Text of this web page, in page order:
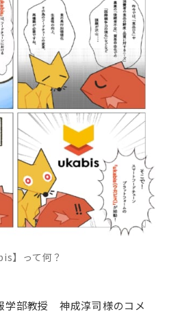
】って何？
部教授 神成淳司様のコメ